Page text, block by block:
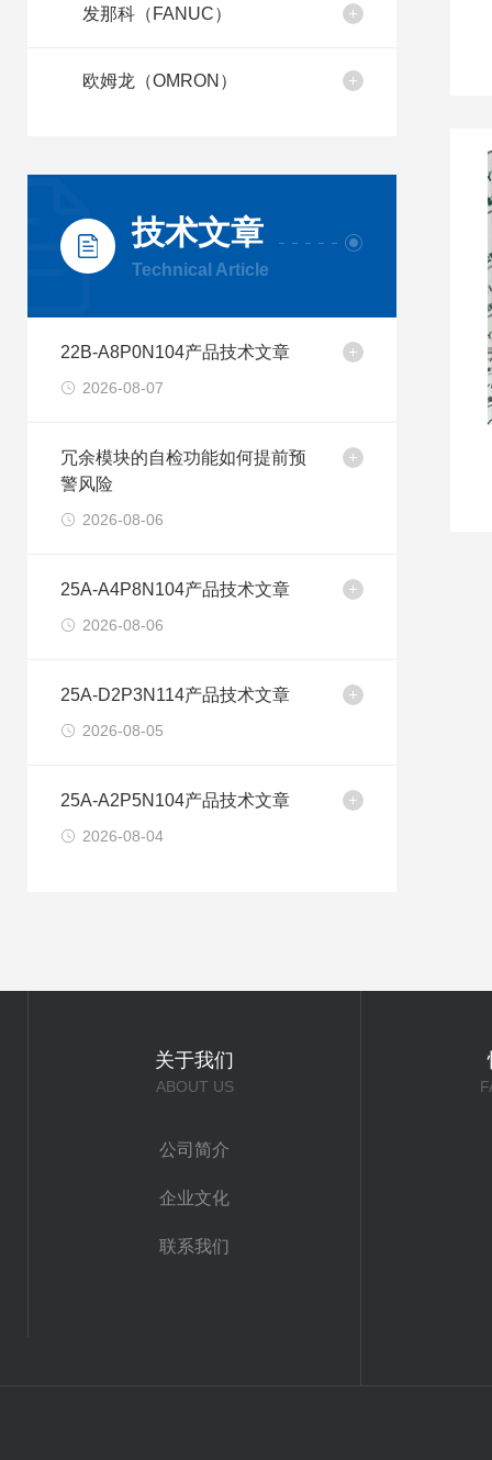
发那科（FANUC）
欧姆龙（OMRON）
技术文章
Technical Article
22B-A8P0N104产品技术文章
2026-08-07
冗余模块的自检功能如何提前预
警风险
2026-08-06
25A-A4P8N104产品技术文章
2026-08-06
25A-D2P3N114产品技术文章
2026-08-05
25A-A2P5N104产品技术文章
2026-08-04
关于我们
ABOUT US
公司简介
企业文化
联系我们